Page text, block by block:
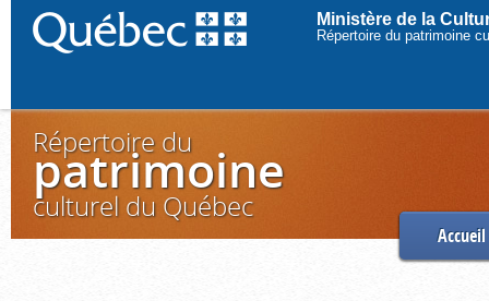
Ministère de la
Répertoire du patrimoine
Répertoire du
patrimoine
culturel du Québec
Accueil